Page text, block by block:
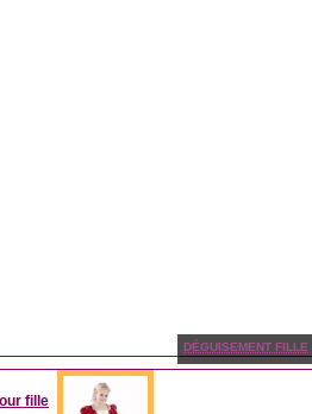
DÉGUISEMENT FILLE
fille